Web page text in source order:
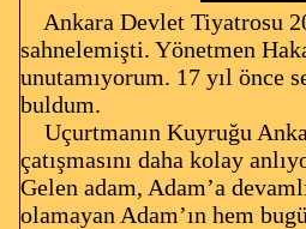
Ankara Devlet Tiyatrosu
sahnelemişti. Yönetmen
unutamıyorum. 17 yıl önce
buldum.
Uçurtmanın Kuyruğu
çatışmasını daha kolay
Gelen adam, Adam’a
olamayan Adam’ın hem